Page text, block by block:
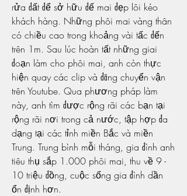
rửa đất để sở hữu đế mai đẹp lôi kéo
khách hàng. Những phôi mai vàng thân
có chiều cao trong khoảng vài tấc đến
trên 1m. Sau lúc hoàn tất những giai
đoạn làm cho phôi mai, anh còn thực
hiện quay các clip và đăng chuyển vận
trên Youtube. Qua phương pháp làm
này, anh tìm được rộng rãi các bạn tại
rộng rãi nơi trong cả nước, tập hợp đa
dạng tại các tỉnh miền Bắc và miền
Trung. Trung bình mỗi tháng, gia đình anh
tiêu thụ sắp 1.000 phôi mai, thu về 9 -
10 triệu đồng, cuộc sống gia đình dần
ổn định hơn.